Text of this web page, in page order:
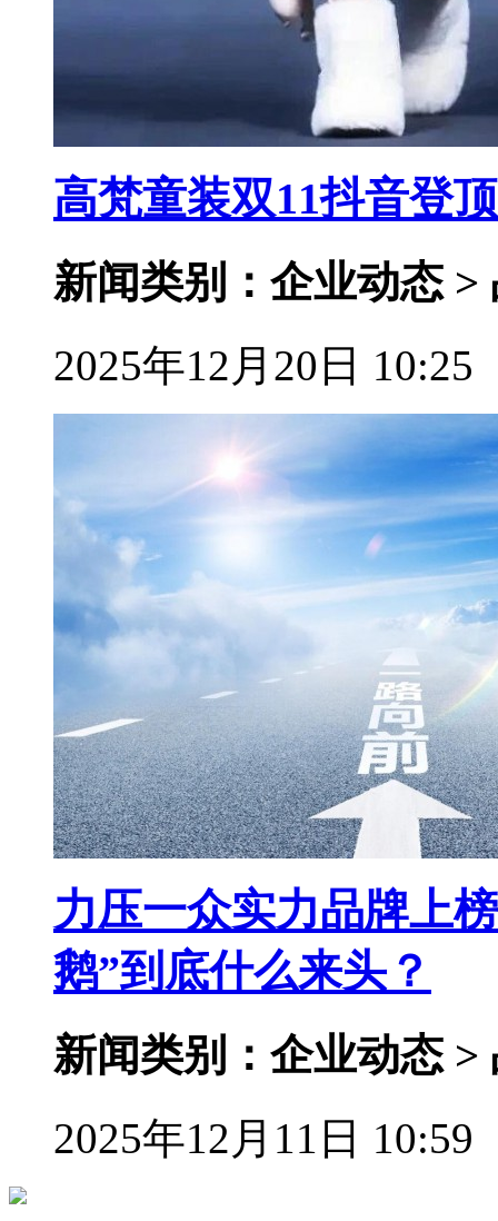
高梵童装双11抖音登
新闻类别：企业动态 >
2025年12月20日 10:25
力压一众实力品牌上
鹅”到底什么来头？
新闻类别：企业动态 >
2025年12月11日 10:59